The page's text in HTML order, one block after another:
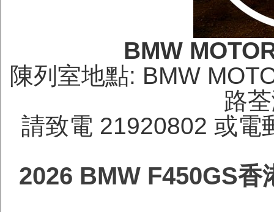
BMW
陳列室地點: BMW
路
請致電 21920802 或電
2026 BMW F450GS香